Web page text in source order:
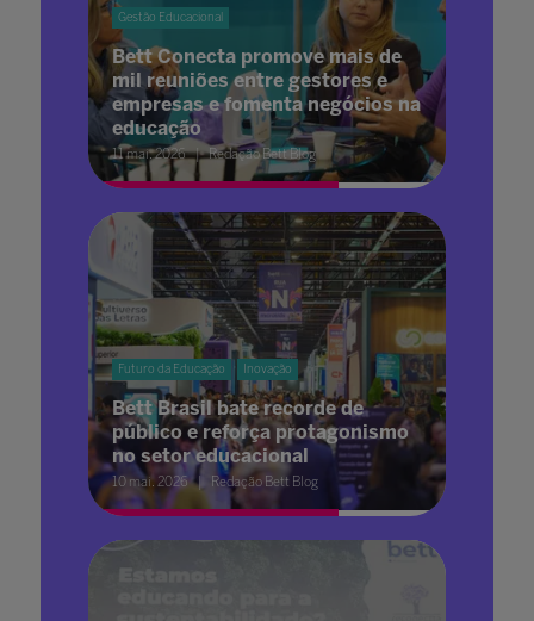
Gestão Educacional
Bett Conecta promove mais de
mil reuniões entre gestores e
empresas e fomenta negócios na
educação
11 mai. 2026 Redação Bett Blog
Futuro da Educação Inovação
Bett Brasil bate recorde de
público e reforça protagonismo
no setor educacional
10 mai. 2026 Redação Bett Blog